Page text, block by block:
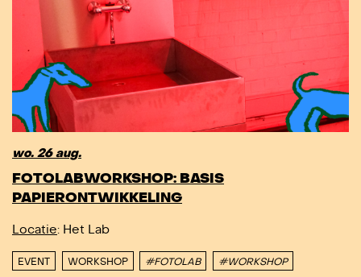
wo. 26 aug.
FOTOLABWORKSHOP: BASIS
PAPIERONTWIKKELING
Locatie: Het Lab
EVENT WORKSHOP #FOTOLAB #WORKSHOP